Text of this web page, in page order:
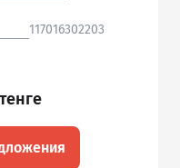
117016302203